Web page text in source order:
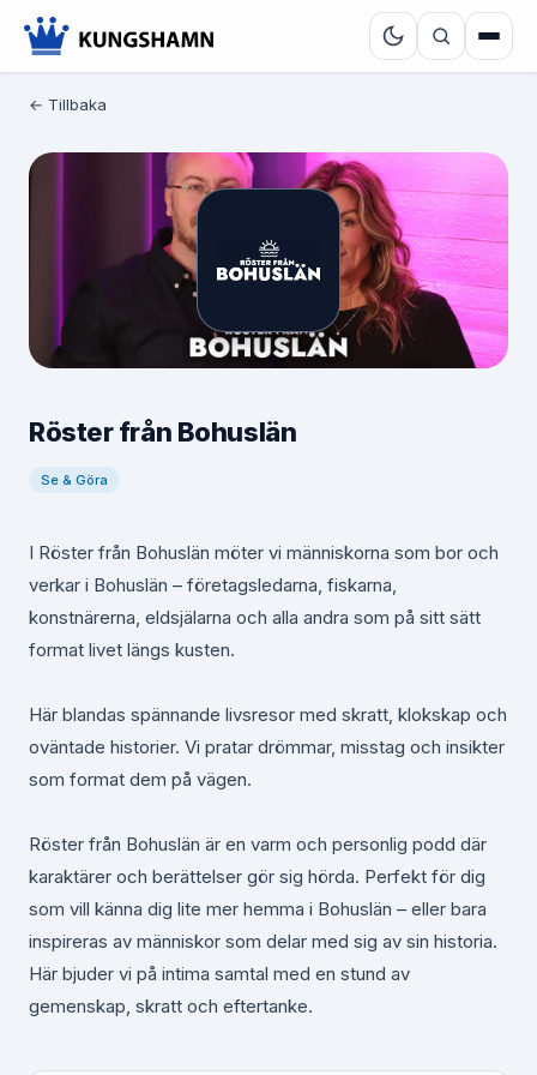
← Tillbaka
Röster från Bohuslän
Se & Göra
I Röster från Bohuslän möter vi människorna som bor och
verkar i Bohuslän – företagsledarna, fiskarna,
konstnärerna, eldsjälarna och alla andra som på sitt sätt
format livet längs kusten.
Här blandas spännande livsresor med skratt, klokskap och
oväntade historier. Vi pratar drömmar, misstag och insikter
som format dem på vägen.
Röster från Bohuslän är en varm och personlig podd där
karaktärer och berättelser gör sig hörda. Perfekt för dig
som vill känna dig lite mer hemma i Bohuslän – eller bara
inspireras av människor som delar med sig av sin historia.
Här bjuder vi på intima samtal med en stund av
gemenskap, skratt och eftertanke.